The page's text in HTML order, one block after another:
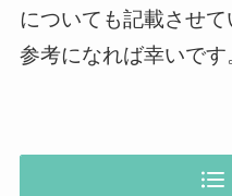
についても記載させ
参考になれば幸いです